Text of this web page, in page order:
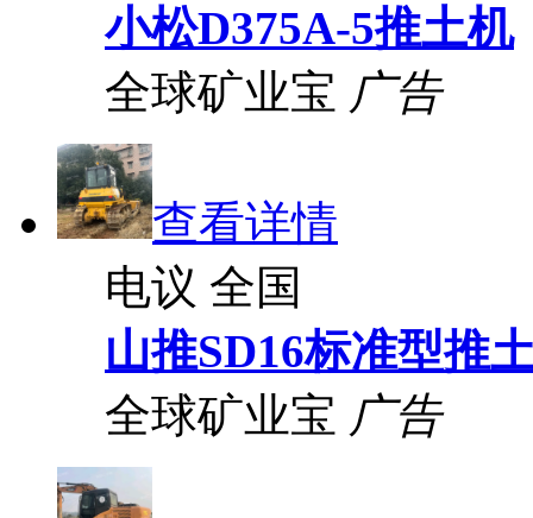
小松D375A-5推土机
全球矿业宝 广告
查看详情
电议 全国
山推SD16标准型推
全球矿业宝 广告